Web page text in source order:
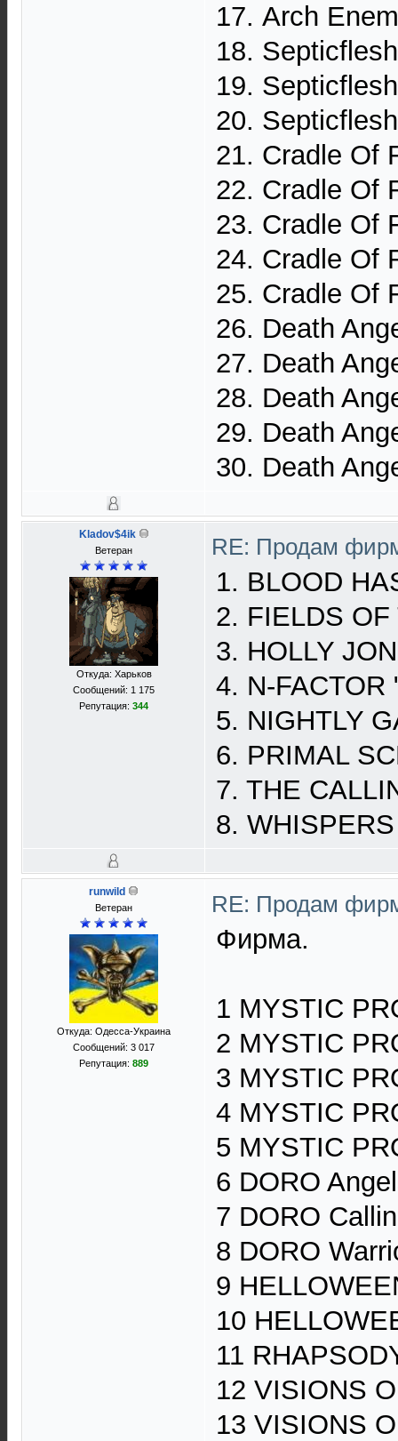
17. Arch
18.
19.
20.
21. Cradle Of
22. Cradle Of
23. Cradle Of
24. Cradle Of
25. Cradle Of
26. Death
27. Death
28. Death
29. Death
30. Death
Kladov$4ik
Ветеран
Откуда: Харьков
Сообщений: 1 175
Репутация: 344
RE: Продам
1. BLOOD
2. FIELDS
3. HOLLY
4. N-FACTOR
5. NIGHTLY
6. PRIMAL
7. THE
8.
runwild
Ветеран
Откуда: Одесса-Украина
Сообщений: 3 017
Репутация: 889
RE: Продам
Фирма.
1 MYSTIC
2 MYSTIC
3 MYSTIC
4 MYSTIC
5 MYSTIC
6 DORO
7 DORO
8 DORO
9
10
11
12 VISIONS
13 VISIONS